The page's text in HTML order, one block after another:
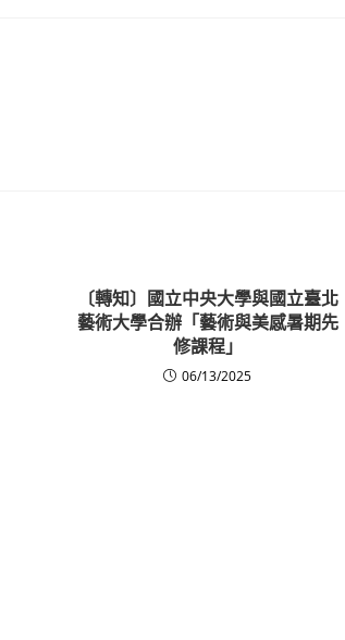
〔轉知〕國立中央大學與國立臺北
藝術大學合辦「藝術與美感暑期先
修課程」
06/13/2025